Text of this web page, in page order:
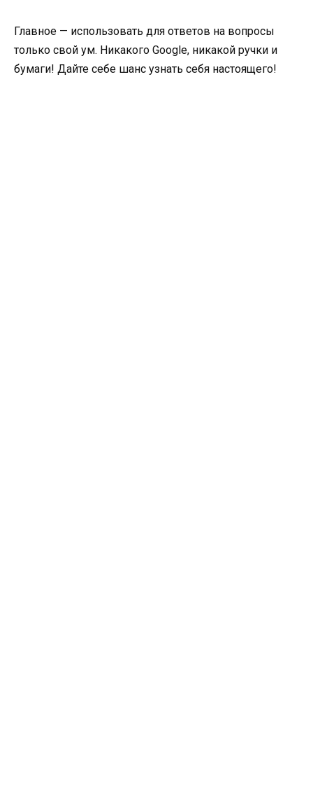
Главное — использовать для ответов на вопросы
только свой ум. Никакого Google, никакой ручки и
бумаги! Дайте себе шанс узнать себя настоящего!